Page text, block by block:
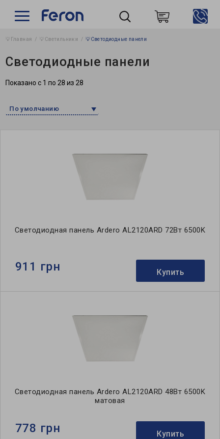
💡Главная 💡Светильники 💡Светодиодные панели
Светодиодные панели
Показано с 1 по 28 из 28
По умолчанию
Светодиодная панель Ardero AL2120ARD 72Вт 6500K
911 грн Купить
Светодиодная панель Ardero AL2120ARD 48Вт 6500K
матовая
778 грн Купить